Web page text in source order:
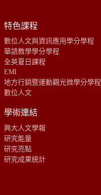
特色課程
數位人文與資訊應用學分學程
華語教學學分學程
全英夏日課程
EMI
地方行銷暨運動觀光微學分學程
數位人文
學術連結
興大人文學報
研究能量
研究亮點
研究成果統計